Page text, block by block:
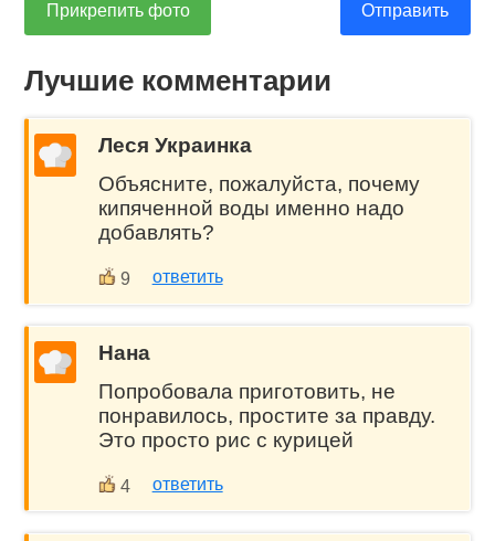
Прикрепить фото Отправить
Лучшие комментарии
Леся Украинка
Объясните, пожалуйста, почему
кипяченной воды именно надо
добавлять?
9 ответить
Нана
Попробовала приготовить, не
понравилось, простите за правду.
Это просто рис с курицей
4 ответить